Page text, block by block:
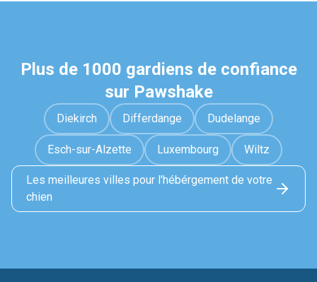
Plus de 1000 gardiens de confiance
sur Pawshake
Diekirch Differdange Dudelange
Esch-sur-Alzette Luxembourg Wiltz
Les meilleures villes pour l'hébérgement de votre
chien